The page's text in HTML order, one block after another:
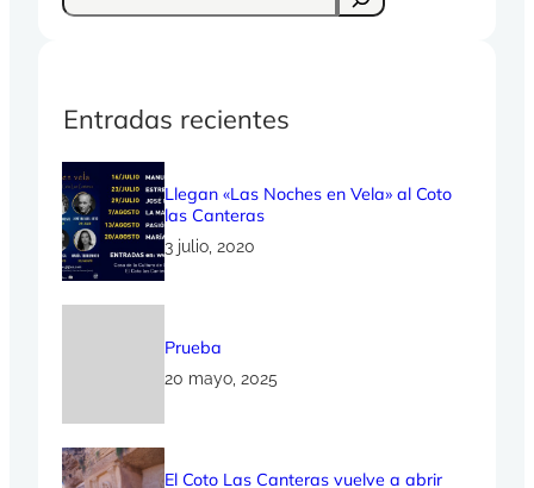
cEntradas recientes
Llegan «Las Noches en Vela» al Coto
las Canteras
3 julio, 2020
Prueba
20 mayo, 2025
El Coto Las Canteras vuelve a abrir